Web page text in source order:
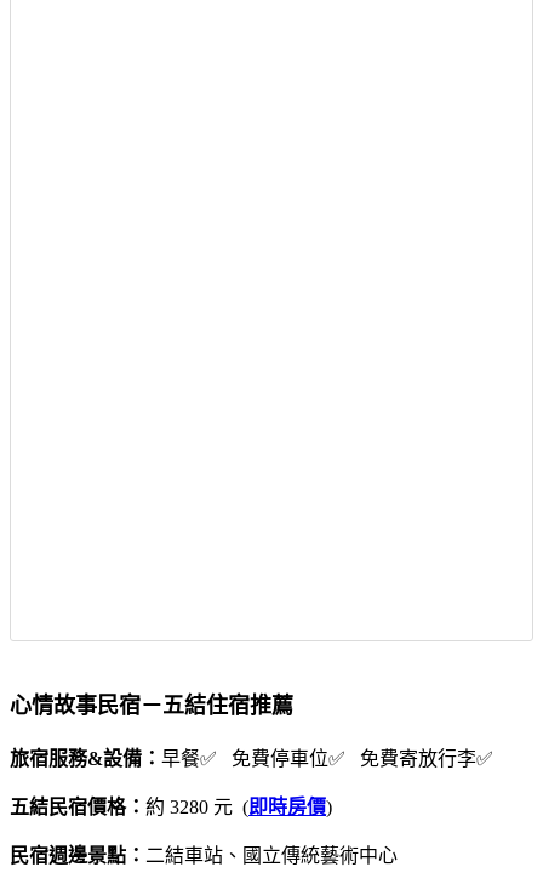
心情故事民宿－五結住宿推薦
旅宿服務&設備： 早餐✅ 免費停車位✅ 免費寄放行李✅
五結民宿價格： 約 3280 元 (即時房價)
民宿週邊景點： 二結車站、國立傳統藝術中心